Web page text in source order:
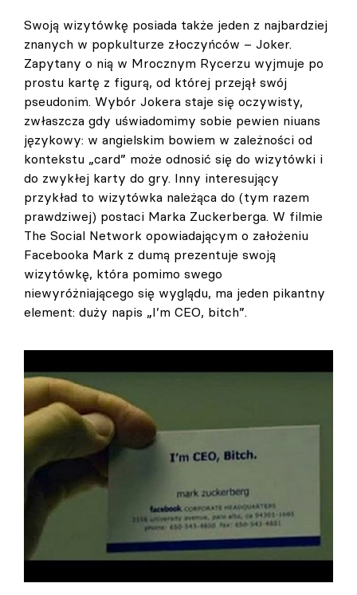
Swoją wizytówkę posiada także jeden z najbardziej
znanych w popkulturze złoczyńców – Joker.
Zapytany o nią w Mrocznym Rycerzu wyjmuje po
prostu kartę z figurą, od której przejął swój
pseudonim. Wybór Jokera staje się oczywisty,
zwłaszcza gdy uświadomimy sobie pewien niuans
językowy: w angielskim bowiem w zależności od
kontekstu „card” może odnosić się do wizytówki i
do zwykłej karty do gry. Inny interesujący
przykład to wizytówka należąca do (tym razem
prawdziwej) postaci Marka Zuckerberga. W filmie
The Social Network opowiadającym o założeniu
Facebooka Mark z dumą prezentuje swoją
wizytówkę, która pomimo swego
niewyróżniającego się wyglądu, ma jeden pikantny
element: duży napis „I’m CEO, bitch”.